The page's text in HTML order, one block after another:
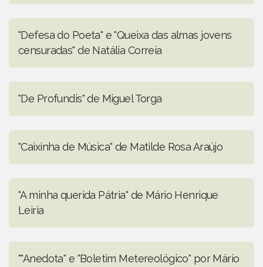
"Defesa do Poeta" e "Queixa das almas jovens
censuradas" de Natália Correia
"De Profundis" de Miguel Torga
"Caixinha de Música" de Matilde Rosa Araújo
"A minha querida Pátria" de Mário Henrique
Leiria
""Anedota" e "Boletim Metereológico" por Mário